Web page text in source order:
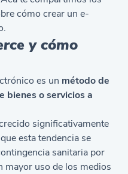
cómo crear une-
y cómo
es un método de
bienes o servicios a
significativamente
esta tendencia se
sanitaria por
uso de los medios